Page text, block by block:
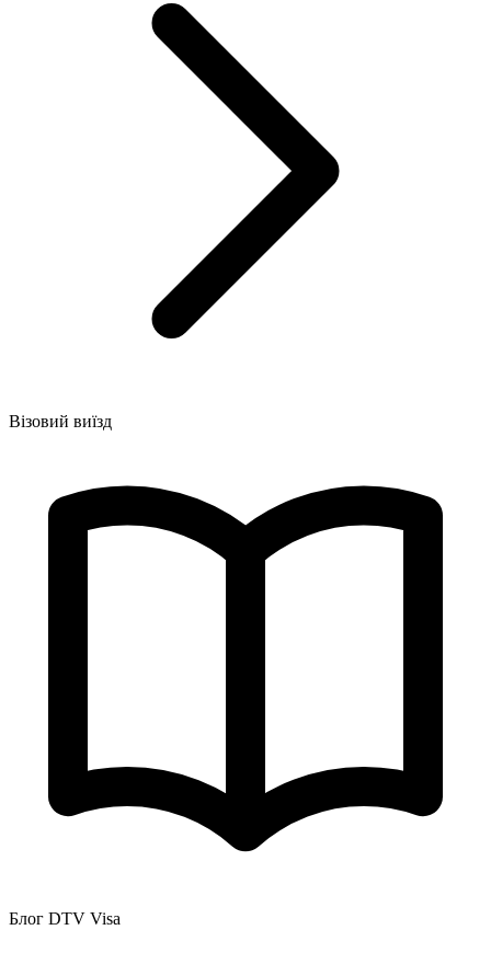
Візовий виїзд
Блог DTV Visa